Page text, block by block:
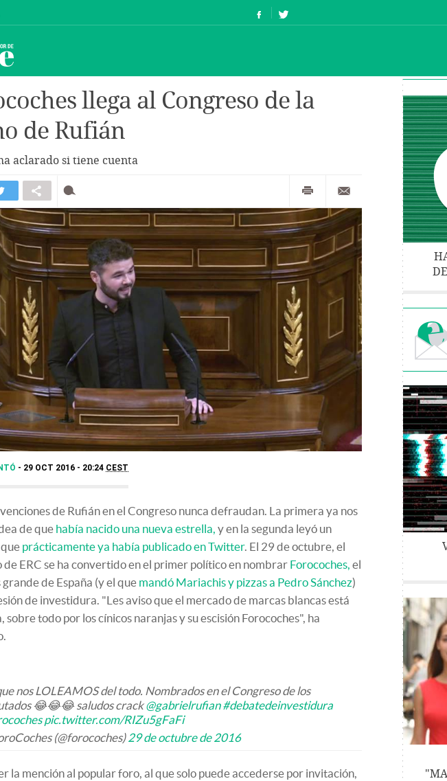
llega al Congreso de la
de Rufián
aclarado si tiene cuenta
29 OCT 2016 - 20:24 CEST
de Rufián en el Congreso nunca defraudan. La primera ya nos
de que había nacido una nueva estrella, y en la segunda leyó un
prácticamente ya había publicado en Twitter. El 29 de octubre, el
ERC se ha convertido en el primer político en nombrar Forocoches, el
de España (y el que mandó Mariachis y pizzas a Pedro Sánchez)
de investidura. "Les aviso que el mercado de marcas blancas está
sobre todo por los cínicos naranjas y su escisión Forocoches", ha
nos LOLEAMOS del todo. Nombrados en el Congreso de los
😂😂😂 saludos crack@gabrielrufian #debatedeinvestidura
pic.twitter.com/RIZu5gFaFi
(@forocoches) 29 de octubre de 2016
la mención al popular foro, al que solo puede accederse por invitación,